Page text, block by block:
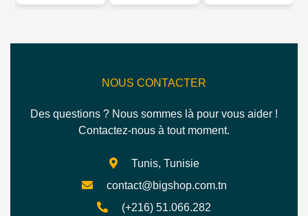
NOUS CONTACTER
Des questions ? Nous sommes là pour vous aider !
Contactez-nous à tout moment.
Tunis, Tunisie
contact@bigshop.com.tn
(+216) 51.066.282